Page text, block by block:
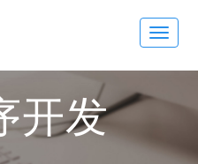
Toggle
开发